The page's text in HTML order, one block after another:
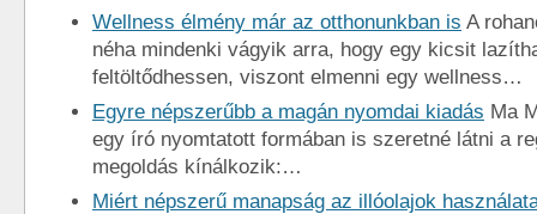
Wellness élmény már az otthonunkban is A
néha mindenki vágyik arra, hogy egy kicsit
feltöltődhessen, viszont elmenni egy wellness…
Egyre népszerűbb a magán nyomdai kiadás Ma
egy író nyomtatott formában is szeretné látni a
megoldás kínálkozik:…
Miért népszerű manapság az illóolajok